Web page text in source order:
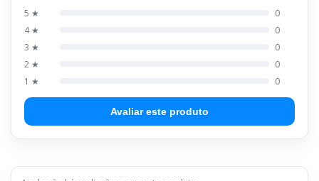
5 ★
0
4 ★
0
3 ★
0
2 ★
0
1 ★
0
Avaliar este produto